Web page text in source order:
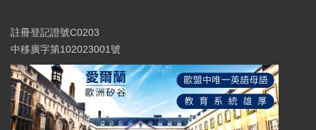
註冊登記證號C0203
中移廣字第102023001號